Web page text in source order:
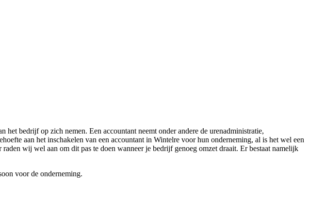
het bedrijf op zich nemen. Een accountant neemt onder andere de urenadministratie,
aan het inschakelen van een accountant in Wintelre voor hun onderneming, al is het wel een
wij wel aan om dit pas te doen wanneer je bedrijf genoeg omzet draait. Er bestaat namelijk
voor de onderneming.